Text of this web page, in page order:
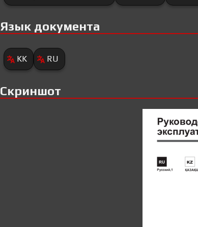
Язык документа
KK RU
Скриншот